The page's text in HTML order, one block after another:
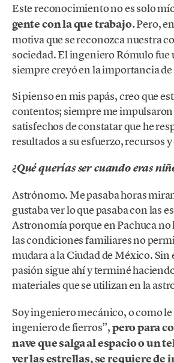
Este reconocimiento no es solo
gente con la que trabajo.Pero,
motiva que se reconozca nuestra
sociedad. El ingeniero Rómulo fue
siempre creyó en la importancia
Si pienso en mis papás, creo que
contentos; siempre me
satisfechos de constatar que he
resultados a su esfuerzo, recursos
¿Qué querías ser cuando eras
Astrónomo. Me pasaba horas
gustaba ver lo que pasaba con las
Astronomía porque en Pachuca no
las condiciones familiares no
mudara a la Ciudad de México. Sin
pasión sigue ahí y terminé
materiales que se utilizan en la
Soy ingeniero mecánico, o como
ingeniero de fierros”,pero para
nave que salga al espacio o un
ver las estrellas, se requiere de